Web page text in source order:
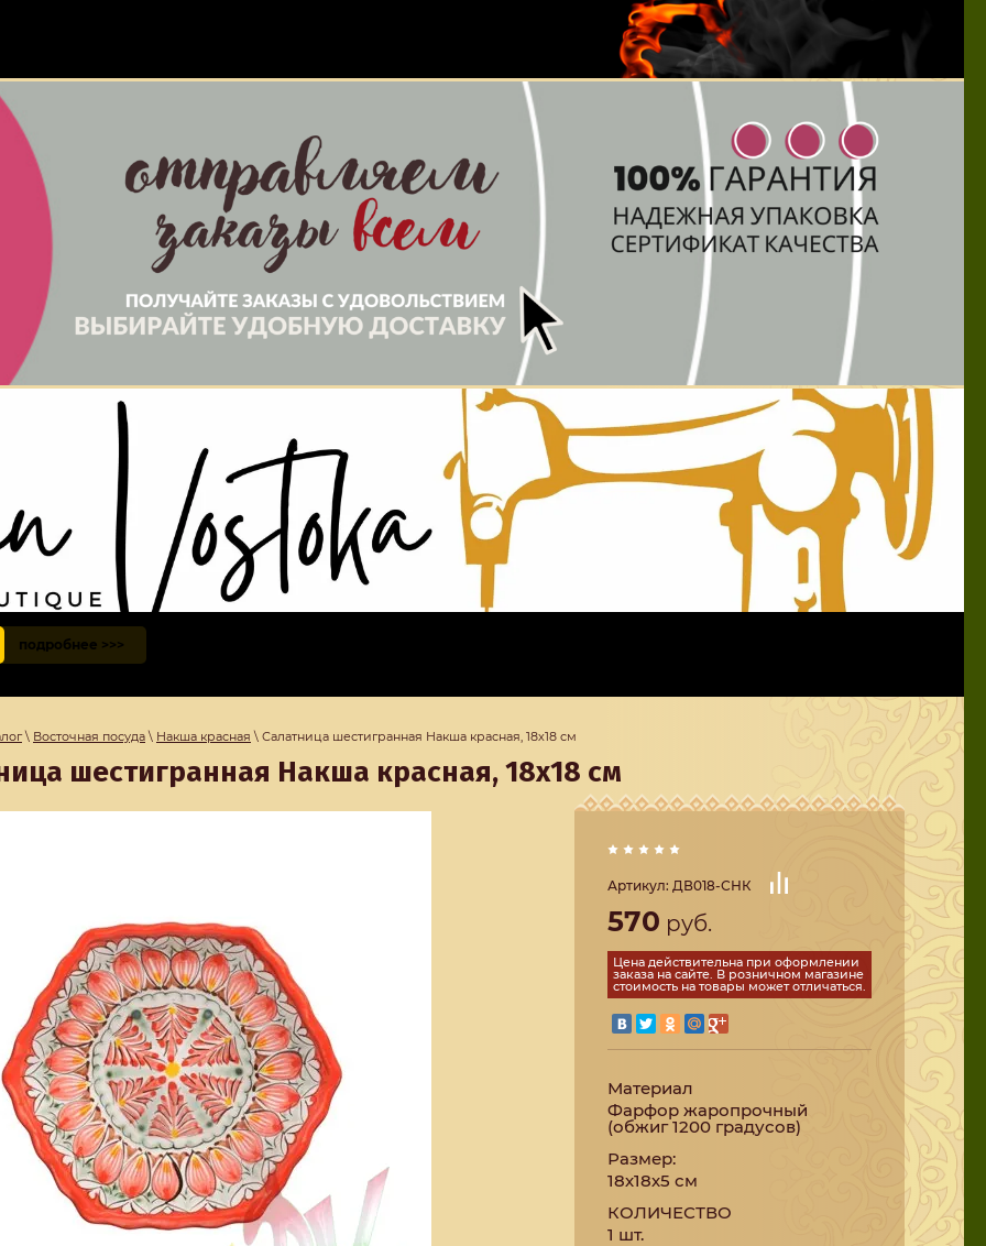
подробнее >>>
\ Восточная посуда\ Накша красная \ Салатница шестигранная Накша красная, 18х18 см
шестигранная Накша красная, 18х18 см
Артикул: ДВ018-СНК
570 руб.
Цена действительна при оформлении
заказа на сайте. В розничном магазине
стоимость на товары может отличаться.
Материал
Фарфор жаропрочный
(обжиг 1200 градусов)
Размер:
18х18х5 см
КОЛИЧЕСТВО
1 шт.